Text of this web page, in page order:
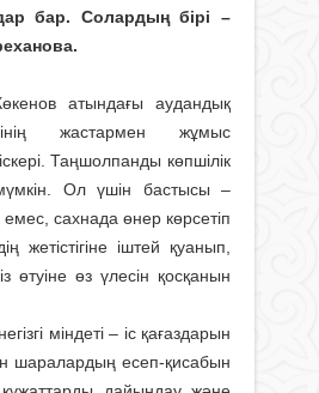
бар. Солардың бірі –
атындағы аудандық
жастармен жұмыс
Таңшолпанды көпшілік
Ол үшін бастысы –
емес, сахнада өнер көрсетіп
жетістігіне іштей қуанып,
өтуіне өз үлесін қосқанын
міндеті – іс қағаздарын
шаралардың есеп-қисабын